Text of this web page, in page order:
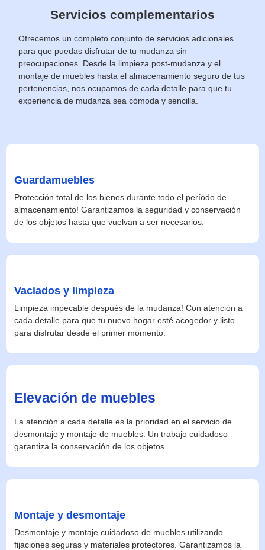
Servicios complementarios
Ofrecemos un completo conjunto de servicios adicionales
para que puedas disfrutar de tu mudanza sin
preocupaciones. Desde la limpieza post-mudanza y el
montaje de muebles hasta el almacenamiento seguro de tus
pertenencias, nos ocupamos de cada detalle para que tu
experiencia de mudanza sea cómoda y sencilla.
Guardamuebles
Protección total de los bienes durante todo el período de
almacenamiento! Garantizamos la seguridad y conservación
de los objetos hasta que vuelvan a ser necesarios.
Vaciados y limpieza
Limpieza impecable después de la mudanza! Con atención a
cada detalle para que tu nuevo hogar esté acogedor y listo
para disfrutar desde el primer momento.
Elevación de muebles
La atención a cada detalle es la prioridad en el servicio de
desmontaje y montaje de muebles. Un trabajo cuidadoso
garantiza la conservación de los objetos.
Montaje y desmontaje
Desmontaje y montaje cuidadoso de muebles utilizando
fijaciones seguras y materiales protectores. Garantizamos la